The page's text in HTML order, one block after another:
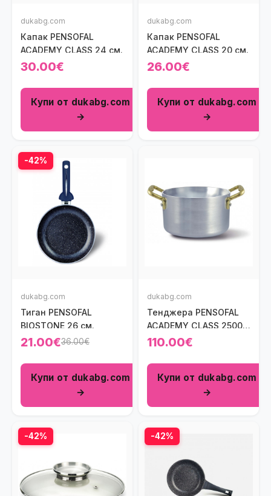
dukabg.com
Капак PENSOFAL
ACADEMY CLASS 24 см.
30.00€
Купи от dukabg.com
→
dukabg.com
Капак PENSOFAL
ACADEMY CLASS 20 см.
26.00€
Купи от dukabg.com
→
-42%
dukabg.com
Тиган PENSOFAL
BIOSTONE 26 см.
21.00€36.00€
Купи от dukabg.com
→
dukabg.com
Тенджера PENSOFAL
ACADEMY CLASS 2500
мл.
110.00€
Купи от dukabg.com
→
-42% -42%